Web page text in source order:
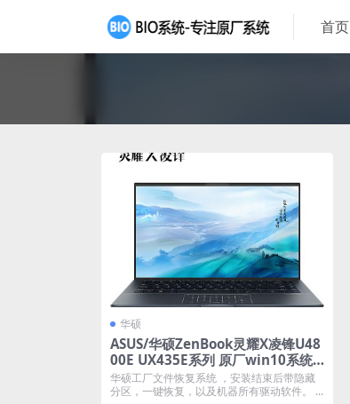
首页
华硕
ASUS/华硕ZenBook灵耀X凌锋U48
00E UX435E系列 原厂win10系统
工厂文件 带FASUS Recovery恢复
华硕工厂文件恢复系统 ，安装结束后带隐藏
分区，一键恢复，以及机器所有驱动软件。 ...